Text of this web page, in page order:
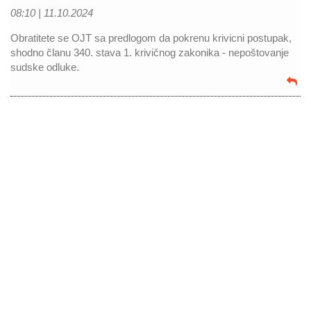
08:10 | 11.10.2024
Obratitete se OJT sa predlogom da pokrenu krivicni postupak,
shodno članu 340. stava 1. krivičnog zakonika - nepoštovanje
sudske odluke.